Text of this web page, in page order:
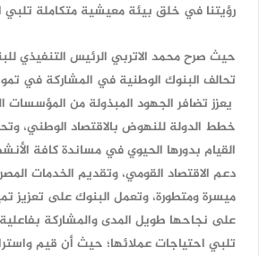
رؤيتنا في خلق بيئة معيشية متكاملة تلبي
حيث صرح محمد الاتربي الرئيس التنفيذي
تحالف البنوك الوطنية في المشاركة في
يعزز تضافر الجهود المبذولة من المؤسسات
خطط الدولة للنهوض بالاقتصاد الوطني،
القيام بدورها الحيوي في مساندة كافة
دعم الاقتصاد القومي، وتقديم الخدمات
ميسرة ومتطورة، وتعمل البنوك على تعزيز
على نجاحها طويل المدى والمشاركة
تلبي احتياجات عملائها؛ حيث أن قيم